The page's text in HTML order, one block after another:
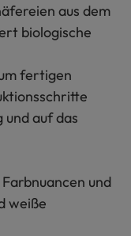
aus dem
biologische
fertigen
und auf das
und
weiße